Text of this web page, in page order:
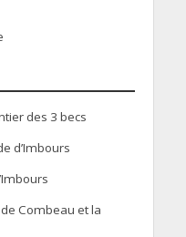
des 3 becs
d’Imbours
Combeau et la